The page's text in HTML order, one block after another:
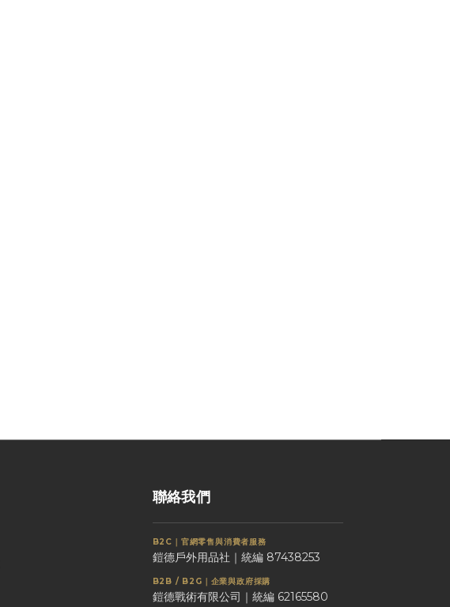
聯絡我們
B2C｜官網零售與消費者服務
鎧德戶外用品社｜統編 87438253
B2B / B2G｜企業與政府採購
鎧德戰術有限公司｜統編 62165580